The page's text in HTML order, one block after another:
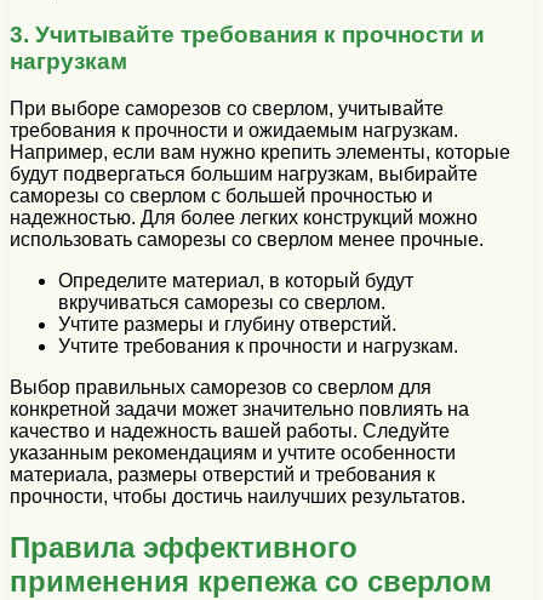
3. Учитывайте требования к прочности и
нагрузкам
При выборе саморезов со сверлом, учитывайте
требования к прочности и ожидаемым нагрузкам.
Например, если вам нужно крепить элементы, которые
будут подвергаться большим нагрузкам, выбирайте
саморезы со сверлом с большей прочностью и
надежностью. Для более легких конструкций можно
использовать саморезы со сверлом менее прочные.
Определите материал, в который будут
вкручиваться саморезы со сверлом.
Учтите размеры и глубину отверстий.
Учтите требования к прочности и нагрузкам.
Выбор правильных саморезов со сверлом для
конкретной задачи может значительно повлиять на
качество и надежность вашей работы. Следуйте
указанным рекомендациям и учтите особенности
материала, размеры отверстий и требования к
прочности, чтобы достичь наилучших результатов.
Правила эффективного
применения крепежа со сверлом